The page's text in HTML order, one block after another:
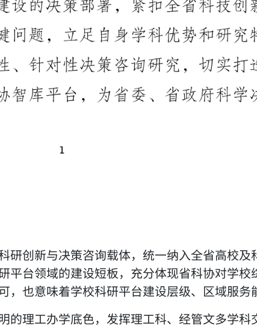
研创新与决策咨询载体，统一纳入全省高校及
平台领域的建设短板，充分体现省科协对学校
也意味着学校科研平台建设层级、区域服务
的理工办学底色，发挥理工科、经管文多学科